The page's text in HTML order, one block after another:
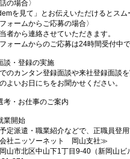
の場合〉
を見て」とお伝えいただけるとスム
フォームからご応募の場合〉
者から連絡させていただきます。
ォームからのご応募は24時間受付中で
談・登録の実施
のカンタン登録面談や来社登録面談を
よいお日にちをお聞かせください。
考・お仕事のご案内
業開始
定派遣・職業紹介などで、正職員登用
社ニッソーネット 岡山支社≫
山市北区中山下1丁目9-40（新岡山ビ